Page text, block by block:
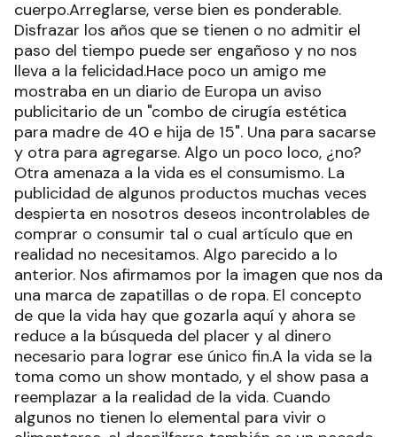
cuerpo.Arreglarse, verse bien es ponderable.
Disfrazar los años que se tienen o no admitir el
paso del tiempo puede ser engañoso y no nos
lleva a la felicidad.Hace poco un amigo me
mostraba en un diario de Europa un aviso
publicitario de un "combo de cirugía estética
para madre de 40 e hija de 15". Una para sacarse
y otra para agregarse. Algo un poco loco, ¿no?
Otra amenaza a la vida es el consumismo. La
publicidad de algunos productos muchas veces
despierta en nosotros deseos incontrolables de
comprar o consumir tal o cual artículo que en
realidad no necesitamos. Algo parecido a lo
anterior. Nos afirmamos por la imagen que nos da
una marca de zapatillas o de ropa. El concepto
de que la vida hay que gozarla aquí y ahora se
reduce a la búsqueda del placer y al dinero
necesario para lograr ese único fin.A la vida se la
toma como un show montado, y el show pasa a
reemplazar a la realidad de la vida. Cuando
algunos no tienen lo elemental para vivir o